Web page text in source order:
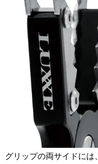
グリップの両サイドに